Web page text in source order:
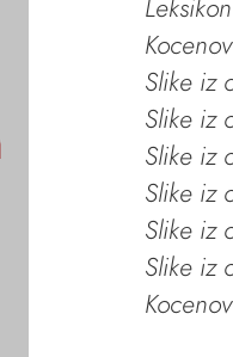
Slike iz
Slike iz
Slike iz
Slike iz
Slike iz
Slike iz